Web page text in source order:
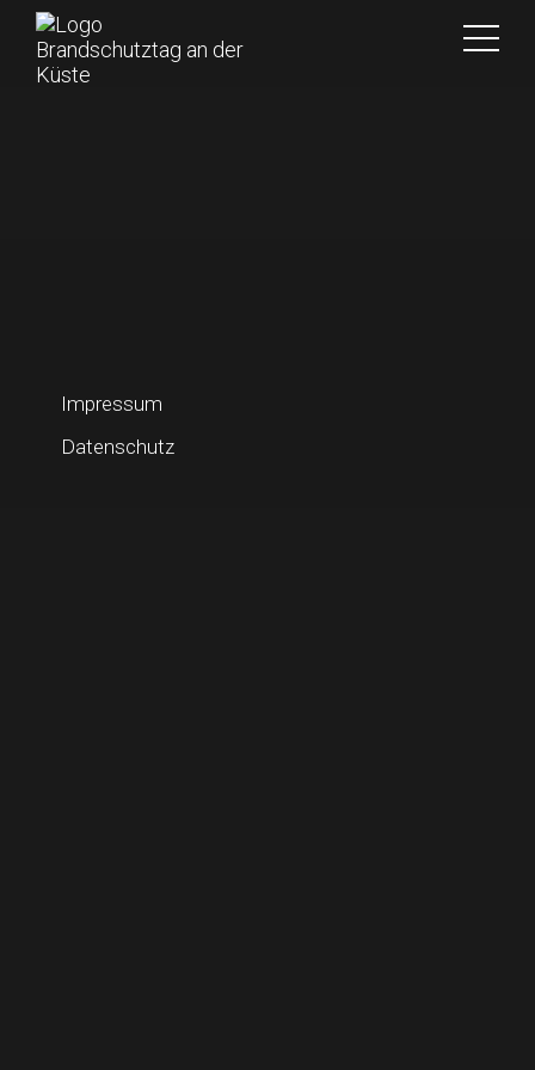
Impressum
Datenschutz